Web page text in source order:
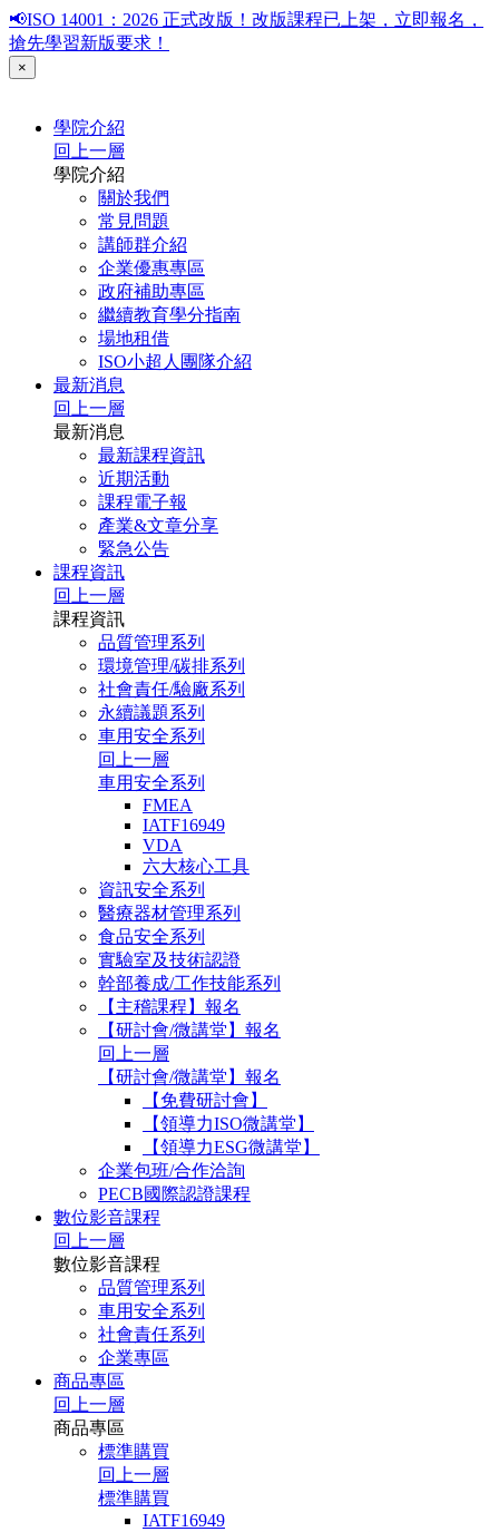
📢ISO 14001：2026 正式改版！改版課程已上架，立即報名，
搶先學習新版要求！
×
學院介紹
回上一層
學院介紹
關於我們
常見問題
講師群介紹
企業優惠專區
政府補助專區
繼續教育學分指南
場地租借
ISO小超人團隊介紹
最新消息
回上一層
最新消息
最新課程資訊
近期活動
課程電子報
產業&文章分享
緊急公告
課程資訊
回上一層
課程資訊
品質管理系列
環境管理/碳排系列
社會責任/驗廠系列
永續議題系列
車用安全系列
回上一層
車用安全系列
FMEA
IATF16949
VDA
六大核心工具
資訊安全系列
醫療器材管理系列
食品安全系列
實驗室及技術認證
幹部養成/工作技能系列
【主稽課程】報名
【研討會/微講堂】報名
回上一層
【研討會/微講堂】報名
【免費研討會】
【領導力ISO微講堂】
【領導力ESG微講堂】
企業包班/合作洽詢
PECB國際認證課程
數位影音課程
回上一層
數位影音課程
品質管理系列
車用安全系列
社會責任系列
企業專區
商品專區
回上一層
商品專區
標準購買
回上一層
標準購買
IATF16949